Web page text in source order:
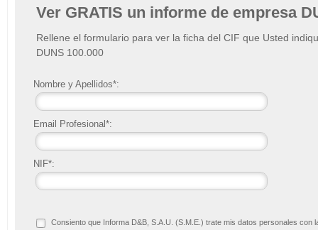
Ver GRATIS un informe de empresa
Rellene el formulario para ver la ficha del CIF que Usted
DUNS 100.000
Nombre y Apellidos*:
Email Profesional*:
NIF*:
Consiento que Informa D&B, S.A.U. (S.M.E.) trate mis datos personales